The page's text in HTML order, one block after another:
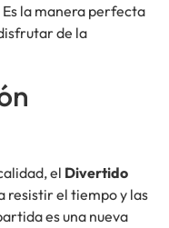
la manera perfecta
de la
el Divertido
resistir el tiempo y las
es una nueva